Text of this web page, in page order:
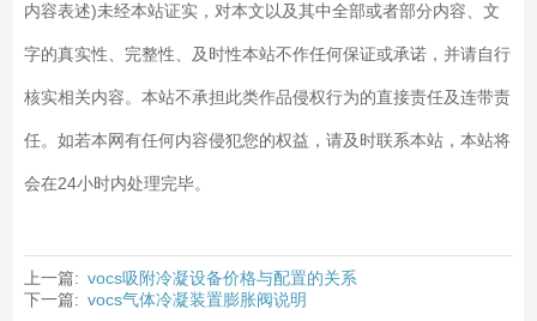
内容表述)未经本站证实，对本文以及其中全部或者部分内容、文
字的真实性、完整性、及时性本站不作任何保证或承诺，并请自行
核实相关内容。本站不承担此类作品侵权行为的直接责任及连带责
任。如若本网有任何内容侵犯您的权益，请及时联系本站，本站将
会在24小时内处理完毕。
上一篇: vocs吸附冷凝设备价格与配置的关系
下一篇: vocs气体冷凝装置膨胀阀说明